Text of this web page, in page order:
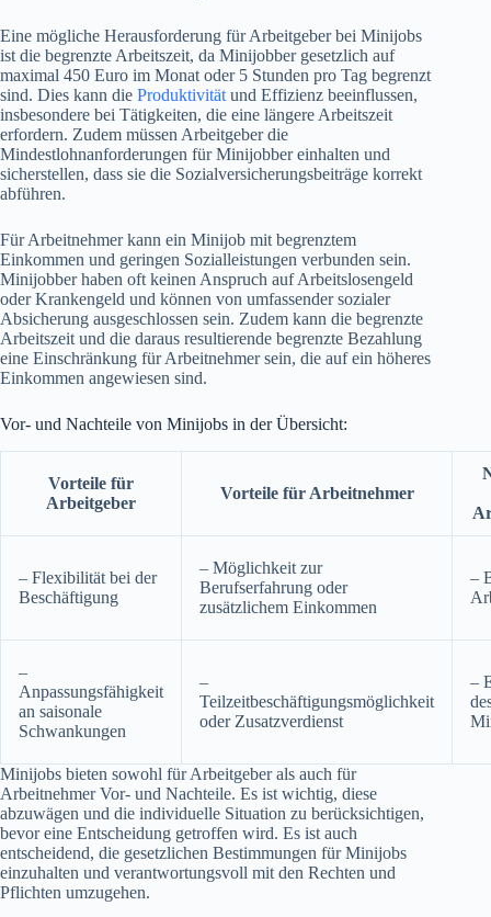
Eine mögliche Herausforderung für Arbeitgeber bei Minijobs
ist die begrenzte Arbeitszeit, da Minijobber gesetzlich auf
maximal 450 Euro im Monat oder 5 Stunden pro Tag begrenzt
sind. Dies kann die Produktivität und Effizienz beeinflussen,
insbesondere bei Tätigkeiten, die eine längere Arbeitszeit
erfordern. Zudem müssen Arbeitgeber die
Mindestlohnanforderungen für Minijobber einhalten und
sicherstellen, dass sie die Sozialversicherungsbeiträge korrekt
abführen.
Für Arbeitnehmer kann ein Minijob mit begrenztem
Einkommen und geringen Sozialleistungen verbunden sein.
Minijobber haben oft keinen Anspruch auf Arbeitslosengeld
oder Krankengeld und können von umfassender sozialer
Absicherung ausgeschlossen sein. Zudem kann die begrenzte
Arbeitszeit und die daraus resultierende begrenzte Bezahlung
eine Einschränkung für Arbeitnehmer sein, die auf ein höheres
Einkommen angewiesen sind.
Vor- und Nachteile von Minijobs in der Übersicht:
Vorteile für
Arbeitgeber
Vorteile für Arbeitnehmer
– Flexibilität bei der
Beschäftigung
– Möglichkeit zur
Berufserfahrung oder
zusätzlichem Einkommen
–
–
Anpassungsfähigkeit
an saisonale
Schwankungen
–
Teilzeitbeschäftigungsmöglichkeit
oder Zusatzverdienst
–
Minijobs bieten sowohl für Arbeitgeber als auch für
Arbeitnehmer Vor- und Nachteile. Es ist wichtig, diese
abzuwägen und die individuelle Situation zu berücksichtigen,
bevor eine Entscheidung getroffen wird. Es ist auch
entscheidend, die gesetzlichen Bestimmungen für Minijobs
einzuhalten und verantwortungsvoll mit den Rechten und
Pflichten umzugehen.